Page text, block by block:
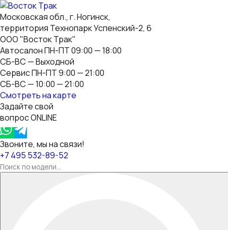
Московская обл., г. Ногинск,
территория Технопарк Успенский-2, 6
ООО "Восток Трак"
Автосалон ПН-ПТ 09:00 — 18:00
СБ-ВС — Выходной
Сервис ПН-ПТ 9:00 — 21:00
СБ-ВС — 10:00 — 21:00
Смотреть на карте
Задайте свой
вопрос ONLINE
Звоните, мы на связи!
+7 495 532-89-52